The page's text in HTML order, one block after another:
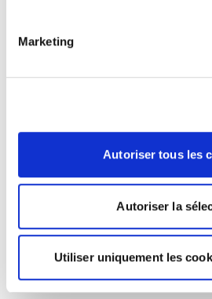
Marketing
Autoriser tous les
Autoriser la
Utiliser uniquement les